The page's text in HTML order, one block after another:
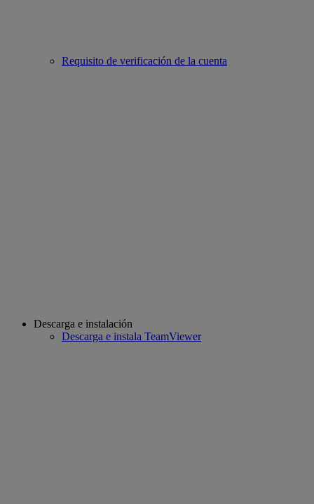
Requisito de verificación de la cuenta
Descarga e instalación
Descarga e instala TeamViewer